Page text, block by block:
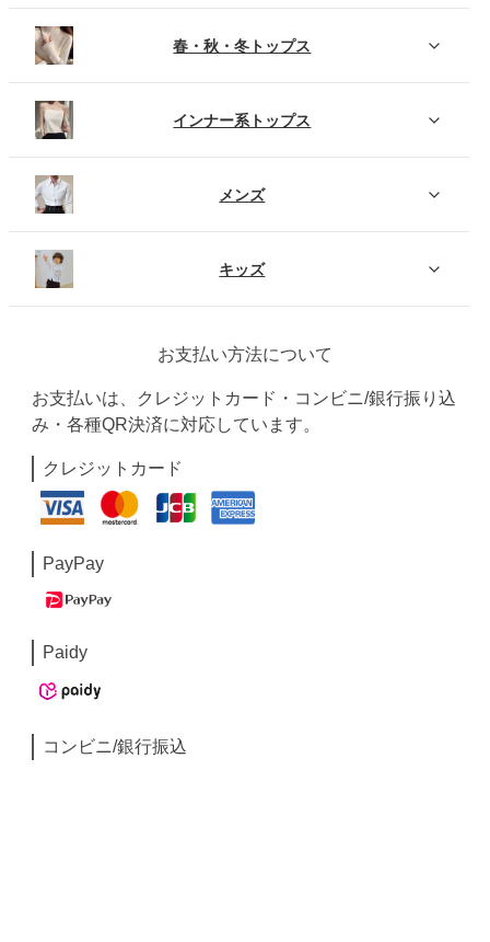
春・秋・冬トップス
インナー系トップス
メンズ
キッズ
お支払い方法について
お支払いは、クレジットカード・コンビニ/銀行振り込
み・各種QR決済に対応しています。
クレジットカード
PayPay
Paidy
コンビニ/銀行振込